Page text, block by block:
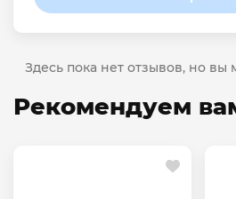
Здесь пока нет отзывов, но вы
Рекомендуем